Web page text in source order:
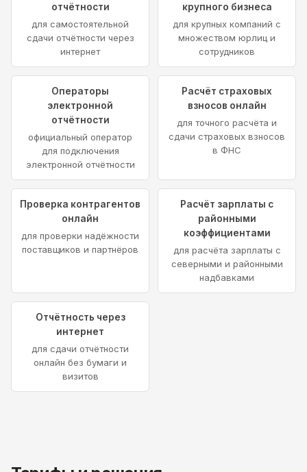
отчётности
для самостоятельной
сдачи отчётности через
интернет
крупного бизнеса
для крупных компаний с
множеством юрлиц и
сотрудников
Операторы
электронной
отчётности
официальный оператор
для подключения
электронной отчётности
Расчёт страховых
взносов онлайн
для точного расчёта и
сдачи страховых взносов
в ФНС
Проверка контрагентов
онлайн
для проверки надёжности
поставщиков и партнёров
Расчёт зарплаты с
районными
коэффициентами
для расчёта зарплаты с
северными и районными
надбавками
Отчётность через
интернет
для сдачи отчётности
онлайн без бумаги и
визитов